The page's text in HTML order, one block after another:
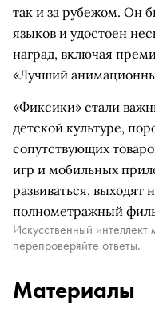
так и за рубежом. Он
языков и удостоен
наград, включая
«Лучший
«Фиксики» стали
детской культуре,
сопутствующих
игр и мобильных
развиваться, выходят
полнометражный
Искусственный
перепроверяйте ответы.
Материалы